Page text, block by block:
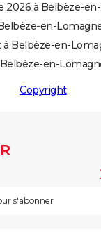
2026 à Belbèze-
en-
à Belbèze-en-
en-
Copyright